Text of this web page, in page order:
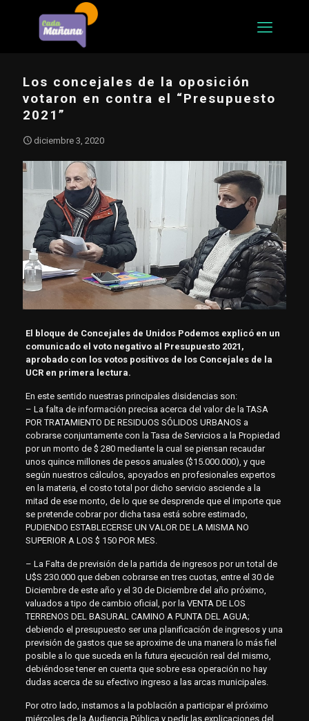
Los concejales de la oposición
votaron en contra el “Presupuesto
2021”
diciembre 3, 2020
El bloque de Concejales de Unidos Podemos explicó en un
comunicado el voto negativo al Presupuesto 2021,
aprobado con los votos positivos de los Concejales de la
UCR en primera lectura.
En este sentido nuestras principales disidencias son:
– La falta de información precisa acerca del valor de la TASA
POR TRATAMIENTO DE RESIDUOS SÓLIDOS URBANOS a
cobrarse conjuntamente con la Tasa de Servicios a la Propiedad
por un monto de $ 280 mediante la cual se piensan recaudar
unos quince millones de pesos anuales ($15.000.000), y que
según nuestros cálculos, apoyados en profesionales expertos
en la materia, el costo total por dicho servicio asciende a la
mitad de ese monto, de lo que se desprende que el importe que
se pretende cobrar por dicha tasa está sobre estimado,
PUDIENDO ESTABLECERSE UN VALOR DE LA MISMA NO
SUPERIOR A LOS $ 150 POR MES.
– La Falta de previsión de la partida de ingresos por un total de
U$S 230.000 que deben cobrarse en tres cuotas, entre el 30 de
Diciembre de este año y el 30 de Diciembre del año próximo,
valuados a tipo de cambio oficial, por la VENTA DE LOS
TERRENOS DEL BASURAL CAMINO A PUNTA DEL AGUA;
debiendo el presupuesto ser una planificación de ingresos y una
previsión de gastos que se aproxime de una manera lo más fiel
posible a lo que suceda en la futura ejecución real del mismo,
debiéndose tener en cuenta que sobre esa operación no hay
dudas acerca de su efectivo ingreso a las arcas municipales.
Por otro lado, instamos a la población a participar el próximo
miércoles de la Audiencia Pública y pedir las explicaciones del